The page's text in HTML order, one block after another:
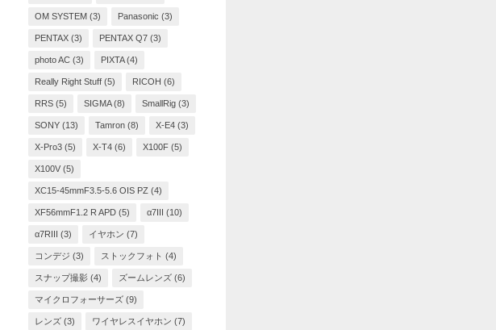
OM SYSTEM (3) Panasonic (3)
PENTAX (3) PENTAX Q7 (3)
photo AC (3) PIXTA(4)
Really Right Stuff (5) RICOH (6)
RRS (5) SIGMA(8) SmallRig (3)
SONY (13) Tamron (8) X-E4 (3)
X-Pro3 (5) X-T4 (6) X100F (5)
X100V (5)
XC15-45mmF3.5-5.6 OIS PZ (4)
XF56mmF1.2 R APD (5) α7III (10)
α7RIII (3) イヤホン (7)
コンデジ (3) ストックフォト (4)
スナップ撮影 (4) ズームレンズ (6)
マイクロフォーサーズ (9)
レンズ (3) ワイヤレスイヤホン (7)